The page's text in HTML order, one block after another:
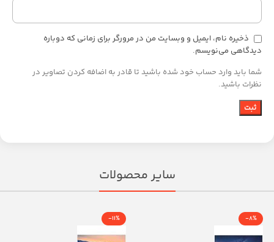
ذخیره نام، ایمیل و وبسایت من در مرورگر برای زمانی که دوباره
دیدگاهی می‌نویسم.
شما باید وارد حساب خود شده باشید تا قادر به اضافه کردن تصاویر در
نظرات باشید.
سایر محصولات
-8%
-11%